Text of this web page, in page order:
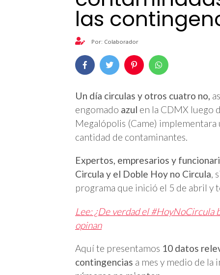
las
Por: Colaborador
Un día circulas y otros cuatro no,
engomado azul en la CDMX luego
Megalópolis (Came)
cantidad de contaminantes.
Expertos, empresarios y
Circula y el Doble Hoy no Circula,
programa que inició el 5 de abril y
Lee: ¿De verdad el #HoyNoCircula
opinan
Aquí te presentamos 10 datos
contingencias a mes y medio de